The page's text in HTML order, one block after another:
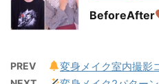
BeforeAfter
PREV 変身メイク室内撮影